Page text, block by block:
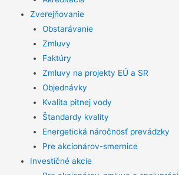
Zverejňovanie
Obstarávanie
Zmluvy
Faktúry
Zmluvy na projekty EÚ a SR
Objednávky
Kvalita pitnej vody
Štandardy kvality
Energetická náročnosť prevádzky
Pre akcionárov-smernice
Investičné akcie